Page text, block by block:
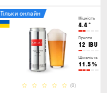
Міцність
4.4°
Гіркота
12 IBU
Щільність
11.5 %
(0)
Тільки онлайн